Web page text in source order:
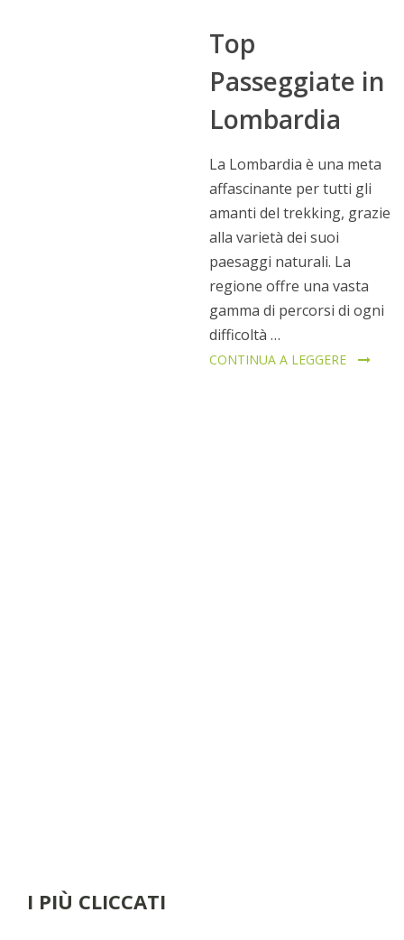
Top
Passeggiate in
Lombardia
La Lombardia è una meta
affascinante per tutti gli
amanti del trekking, grazie
alla varietà dei suoi
paesaggi naturali. La
regione offre una vasta
gamma di percorsi di ogni
difficoltà …
CONTINUA A LEGGERE
I PIÙ CLICCATI